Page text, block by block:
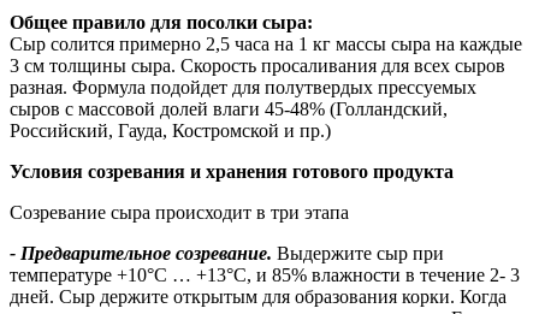
Общее правило для посолки сыра:
Сыр солится примерно 2,5 часа на 1 кг массы сыра на каждые
3 см толщины сыра. Скорость просаливания для всех сыров
разная. Формула подойдет для полутвердых прессуемых
сыров с массовой долей влаги 45-48% (Голландский,
Российский, Гауда, Костромской и пр.)
Условия созревания и хранения готового продукта
Созревание сыра происходит в три этапа
- Предварительное созревание. Выдержите сыр при
температуре +10°С … +13°С, и 85% влажности в течение 2- 3
дней. Сыр держите открытым для образования корки. Когда